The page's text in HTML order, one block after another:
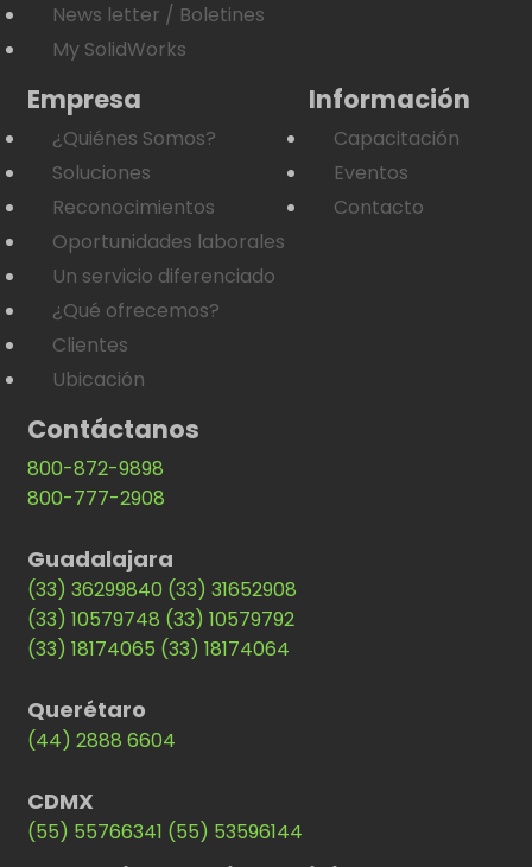
News letter / Boletines
My SolidWorks
Empresa
¿Quiénes Somos?
Soluciones
Reconocimientos
Oportunidades laborales
Un servicio diferenciado
¿Qué ofrecemos?
Clientes
Ubicación
Información
Capacitación
Eventos
Contacto
Contáctanos
800-872-9898
800-777-2908
Guadalajara
(33) 36299840 (33) 31652908
(33) 10579748 (33) 10579792
(33) 18174065 (33) 18174064
Querétaro
(44) 2888 6604
CDMX
(55) 55766341 (55) 53596144